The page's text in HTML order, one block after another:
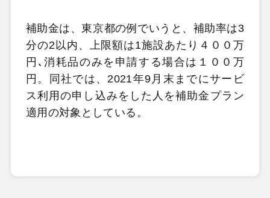
補助金は、東京都の例でいうと、補助率は3
分の2以内、上限額は1施設あたり４００万
円､消耗品のみを申請する場合は１００万
円。同社では、2021年9月末までにサービ
ス利用の申し込みをした人を補助金プラン
適用の対象としている。